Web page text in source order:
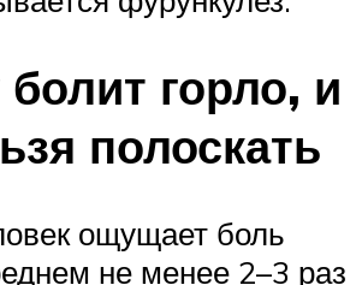
горло, и
полоскать
ощущает боль
не менее 2–3 раз